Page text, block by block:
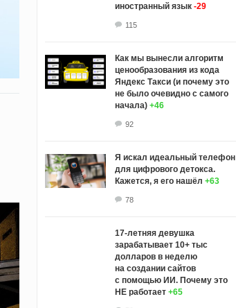
иностранный язык -29
115
Как мы вынесли алгоритм
ценообразования из кода
Яндекс Такси (и почему это
не было очевидно с самого
начала) +46
92
Я искал идеальный телефон
для цифрового детокса.
Кажется, я его нашёл +63
78
17-летняя девушка
зарабатывает 10+ тыс
долларов в неделю
на создании сайтов
с помощью ИИ. Почему это
НЕ работает +65